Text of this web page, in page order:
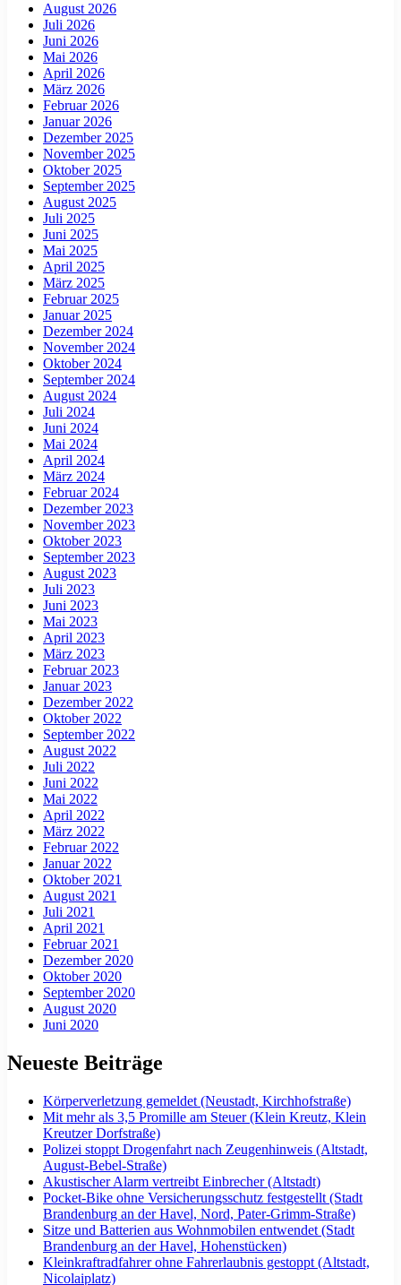
August 2026
Juli 2026
Juni 2026
Mai 2026
April 2026
März 2026
Februar 2026
Januar 2026
Dezember 2025
November 2025
Oktober 2025
September 2025
August 2025
Juli 2025
Juni 2025
Mai 2025
April 2025
März 2025
Februar 2025
Januar 2025
Dezember 2024
November 2024
Oktober 2024
September 2024
August 2024
Juli 2024
Juni 2024
Mai 2024
April 2024
März 2024
Februar 2024
Dezember 2023
November 2023
Oktober 2023
September 2023
August 2023
Juli 2023
Juni 2023
Mai 2023
April 2023
März 2023
Februar 2023
Januar 2023
Dezember 2022
Oktober 2022
September 2022
August 2022
Juli 2022
Juni 2022
Mai 2022
April 2022
März 2022
Februar 2022
Januar 2022
Oktober 2021
August 2021
Juli 2021
April 2021
Februar 2021
Dezember 2020
Oktober 2020
September 2020
August 2020
Juni 2020
Neueste Beiträge
Körperverletzung gemeldet (Neustadt, Kirchhofstraße)
Mit mehr als 3,5 Promille am Steuer (Klein Kreutz, Klein
Kreutzer Dorfstraße)
Polizei stoppt Drogenfahrt nach Zeugenhinweis (Altstadt,
August-Bebel-Straße)
Akustischer Alarm vertreibt Einbrecher (Altstadt)
Pocket-Bike ohne Versicherungsschutz festgestellt (Stadt
Brandenburg an der Havel, Nord, Pater-Grimm-Straße)
Sitze und Batterien aus Wohnmobilen entwendet (Stadt
Brandenburg an der Havel, Hohenstücken)
Kleinkraftradfahrer ohne Fahrerlaubnis gestoppt (Altstadt,
Nicolaiplatz)